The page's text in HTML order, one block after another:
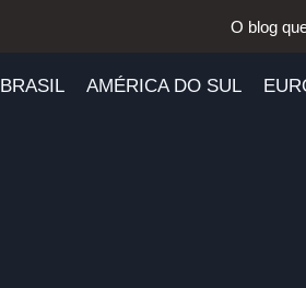
O blog
BRASIL AMÉRICA DO SUL